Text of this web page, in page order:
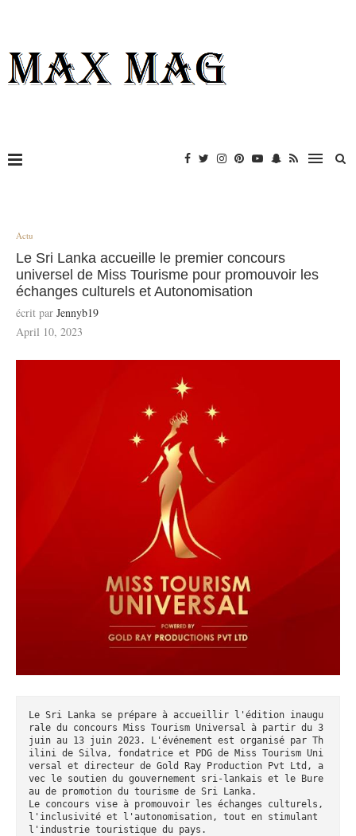
Actu
Le Sri Lanka accueille le premier concours
universel de Miss Tourisme pour promouvoir les
échanges culturels et Autonomisation
écrit par Jennyb19
April 10, 2023
Le Sri Lanka se prépare à accueillir l'édition inaugu
rale du concours Miss Tourism Universal à partir du 3
juin au 13 juin 2023. L'événement est organisé par Th
ilini de Silva, fondatrice et PDG de Miss Tourism Uni
versal et directeur de Gold Ray Production Pvt Ltd, a
vec le soutien du gouvernement sri-lankais et le Bure
au de promotion du tourisme de Sri Lanka.
Le concours vise à promouvoir les échanges culturels,
l'inclusivité et l'autonomisation, tout en stimulant
l'industrie touristique du pays.